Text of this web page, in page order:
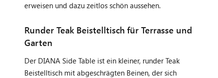
erweisen und dazu zeitlos schön aussehen.
Runder Teak Beistelltisch für Terrasse und
Garten
Der DIANA Side Table ist ein kleiner, runder Teak
Beistelltisch mit abgeschrägten Beinen, der sich